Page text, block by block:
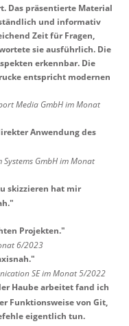
Das präsentierte Material
und informativ
Zeit für Fragen,
sie ausführlich. Die
erkennbar. Die
entspricht modernen
Media GmbH im Monat
Anwendung des
GmbH im Monat
skizzieren hat mir
"
Projekten."
6/2023
"
SE im Monat 5/2022
Haube arbeitet fand ich
Funktionsweise von Git,
eigentlich tun.